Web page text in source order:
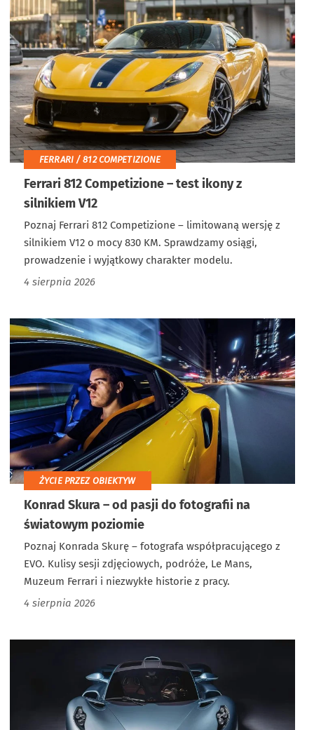
FERRARI / 812 COMPETIZIONE
Ferrari 812 Competizione – test ikony z
silnikiem V12
Poznaj Ferrari 812 Competizione – limitowaną wersję z
silnikiem V12 o mocy 830 KM. Sprawdzamy osiągi,
prowadzenie i wyjątkowy charakter modelu.
4 sierpnia 2026
ŻYCIE PRZEZ OBIEKTYW
Konrad Skura – od pasji do fotografii na
światowym poziomie
Poznaj Konrada Skurę – fotografa współpracującego z
EVO. Kulisy sesji zdjęciowych, podróże, Le Mans,
Muzeum Ferrari i niezwykłe historie z pracy.
4 sierpnia 2026